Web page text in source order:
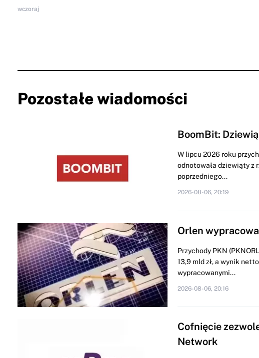
wczoraj
Pozostałe wiadomości
BoomBit:
W lipcu 2026 roku
odnotowała dziewiąty z
poprzedniego...
2026-08-06, 20:19
Orlen
Przychody PKN
13,9 mld zł, a wynik
wypracowanymi...
2026-08-06, 20:16
Cofnięcie
Network